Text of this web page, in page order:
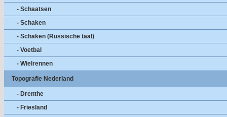
- Schaatsen
- Schaken
- Schaken (Russische taal)
- Voetbal
- Wielrennen
Topografie Nederland
- Drenthe
- Friesland